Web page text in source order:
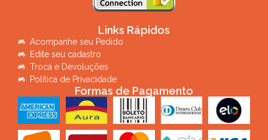
Links Rápidos
Acompanhe seu Pedido
Edite seu cadastro
Troca e Devoluções
Política de Privacidade
Formas de Pagamento